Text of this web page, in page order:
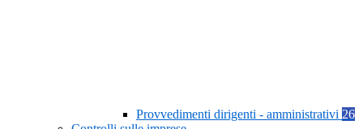
Provvedimenti dirigenti - amministrativi 26